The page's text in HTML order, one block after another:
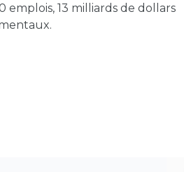
13 milliards de dollars